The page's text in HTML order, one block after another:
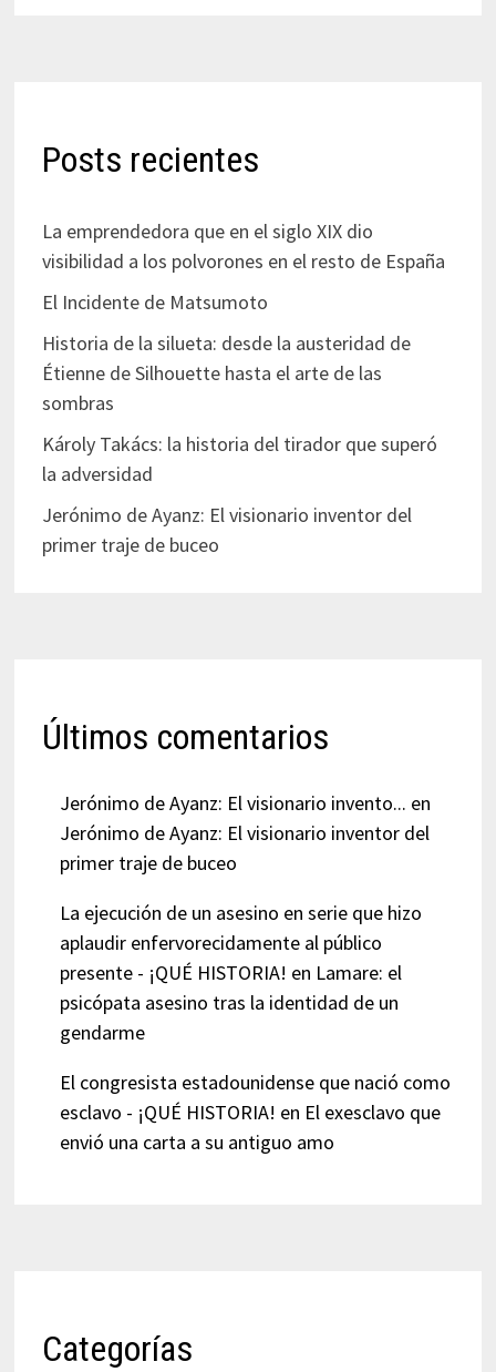
Posts recientes
La emprendedora que en el siglo XIX dio
visibilidad a los polvorones en el resto de España
El Incidente de Matsumoto
Historia de la silueta: desde la austeridad de
Étienne de Silhouette hasta el arte de las
sombras
Károly Takács: la historia del tirador que superó
la adversidad
Jerónimo de Ayanz: El visionario inventor del
primer traje de buceo
Últimos comentarios
Jerónimo de Ayanz: El visionario invento... en
Jerónimo de Ayanz: El visionario inventor del
primer traje de buceo
La ejecución de un asesino en serie que hizo
aplaudir enfervorecidamente al público
presente - ¡QUÉ HISTORIA! en Lamare: el
psicópata asesino tras la identidad de un
gendarme
El congresista estadounidense que nació como
esclavo - ¡QUÉ HISTORIA! en El exesclavo que
envió una carta a su antiguo amo
Categorías